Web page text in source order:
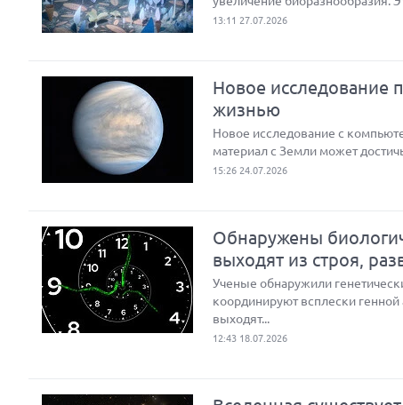
13:11 27.07.2026
Новое исследование
жизнью
Новое исследование с
материал с Земли может
15:26 24.07.2026
Обнаружены
выходят из строя,
Ученые обнаружили
координируют всплески генной
выходят...
12:43 18.07.2026